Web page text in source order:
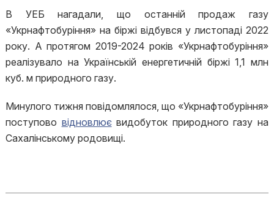
В УЕБ нагадали, що останній продаж газу
«Укрнафтобуріння» на біржі відбувся у листопаді 2022
року. А протягом 2019-2024 років «Укрнафтобуріння»
реалізувало на Українській енергетичній біржі 1,1 млн
куб. м природного газу.
Минулого тижня повідомлялося, що «Укрнафтобуріння»
поступово відновлюєвидобуток природного газу на
Сахалінському родовищі.